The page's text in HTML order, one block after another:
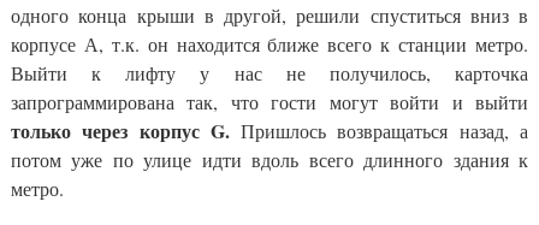
одного конца крыши в другой, решили спуститься вниз в
корпусе А, т.к. он находится ближе всего к станции метро.
Выйти к лифту у нас не получилось, карточка
запрограммирована так, что гости могут войти и выйти
только через корпус G.Пришлось возвращаться назад, а
потом уже по улице идти вдоль всего длинного здания к
метро.